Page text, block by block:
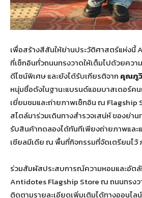
เพื่อสร้างสีสันให้ย่านประวัติศาสตร์แห่งนี้
ที่เช็กอินทั่วถนนทรงวาดให้เต็มไปด้วยคว
ดีไซน์พิเศษ และยังได้รับเกียรติจาก คุณภู
หนุ่มชื่อดังในฐานะแบรนด์แอมบาสเดอร์ค
เยี่ยมชมและถ่ายภาพเช็กอิน ณ Flagship
สไตล์มาร่วมเดินทางสำรวจเสน่ห์ ของย่า
รับสินค้าทดลองได้ทันทีเพียงถ่ายภาพแล
เชียลมีเดีย ณ พื้นที่กิจกรรมที่จัดเตรียมไว้
ร่วมสัมผัสประสบการณ์ความหอมและอัต
Antidotes Flagship Store ณ ถนนทรงว
ติดตามรายละเอียดเพิ่มเติมได้ทางออนไ